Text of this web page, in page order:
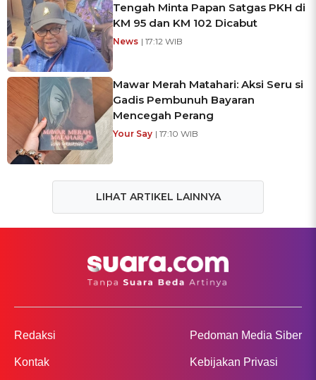
Tengah Minta Papan Satgas PKH di
KM 95 dan KM 102 Dicabut
News | 17:12 WIB
Mawar Merah Matahari: Aksi Seru si
Gadis Pembunuh Bayaran
Mencegah Perang
Your Say | 17:10 WIB
LIHAT ARTIKEL LAINNYA
Redaksi
Kontak
Pedoman Media Siber
Kebijakan Privasi